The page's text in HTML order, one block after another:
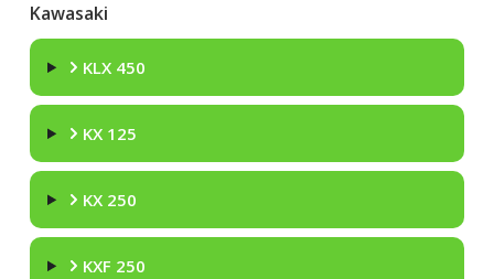
Kawasaki
KLX 450
KX 125
KX 250
KXF 250